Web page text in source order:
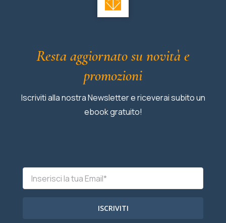
Resta aggiornato su novità e
promozioni
Iscriviti alla nostra Newsletter e riceverai subito un
ebook gratuito!
ISCRIVITI